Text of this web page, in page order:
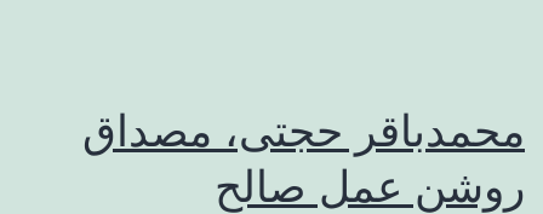
محمدباقر حجتی، مصداق
روشن عمل صالح